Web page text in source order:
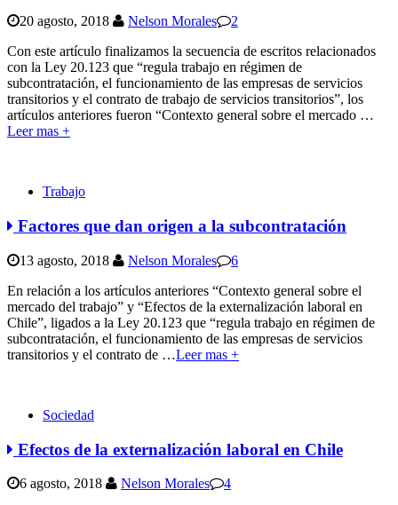
20 agosto, 2018 Nelson Morales
2
Con este artículo finalizamos la secuencia de escritos relacionados
con la Ley 20.123 que “regula trabajo en régimen de
subcontratación, el funcionamiento de las empresas de servicios
transitorios y el contrato de trabajo de servicios transitorios”, los
artículos anteriores fueron “Contexto general sobre el mercado …
Leer mas +
Trabajo
Factores que dan origen a la subcontratación
13 agosto, 2018 Nelson Morales
6
En relación a los artículos anteriores “Contexto general sobre el
mercado del trabajo” y “Efectos de la externalización laboral en
Chile”, ligados a la Ley 20.123 que “regula trabajo en régimen de
subcontratación, el funcionamiento de las empresas de servicios
transitorios y el contrato de …Leer mas +
Sociedad
Efectos de la externalización laboral en Chile
6 agosto, 2018 Nelson Morales
4